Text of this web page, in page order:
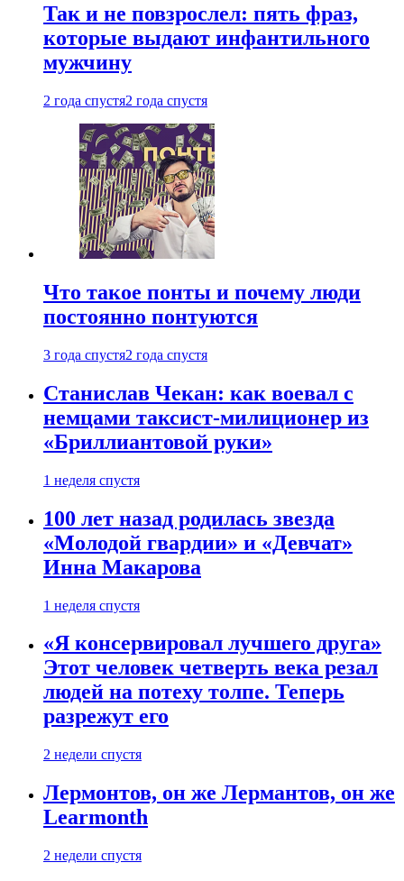
Так и не повзрослел: пять фраз,
которые выдают инфантильного
мужчину
2 года спустя2 года спустя
Что такое понты и почему люди
постоянно понтуются
3 года спустя2 года спустя
Станислав Чекан: как воевал с
немцами таксист-милиционер из
«Бриллиантовой руки»
1 неделя спустя
100 лет назад родилась звезда
«Молодой гвардии» и «Девчат»
Инна Макарова
1 неделя спустя
«Я консервировал лучшего друга»
Этот человек четверть века резал
людей на потеху толпе. Теперь
разрежут его
2 недели спустя
Лермонтов, он же Лермантов, он же
Learmonth
2 недели спустя